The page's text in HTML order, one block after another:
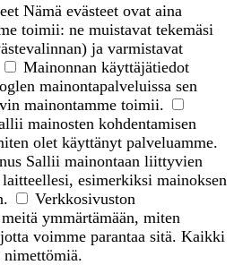
Nämä evästeet ovat aina
toimii: ne muistavat tekemäsi
ja varmistavat
Mainonnan käyttäjätiedot
mainontapalveluissa sen
mainontamme toimii.
mainosten kohdentamisen
olet käyttänyt palveluamme.
Sallii mainontaan liittyvien
esimerkiksi mainoksen
Verkkosivuston
ymmärtämään, miten
voimme parantaa sitä. Kaikki
nimettömiä.